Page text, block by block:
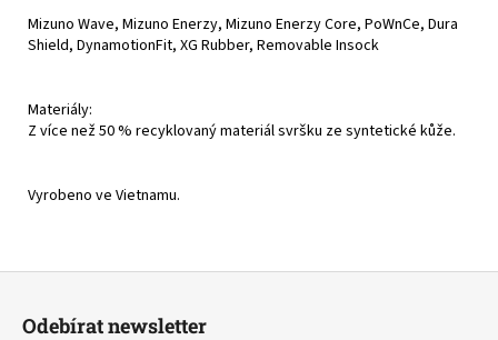
Mizuno Wave, Mizuno Enerzy, Mizuno Enerzy Core, PoWnCe, Dura
Shield, DynamotionFit, XG Rubber, Removable Insock
Materiály:
Z více než 50 % recyklovaný materiál svršku ze syntetické kůže.
Vyrobeno ve Vietnamu.
Odebírat newsletter